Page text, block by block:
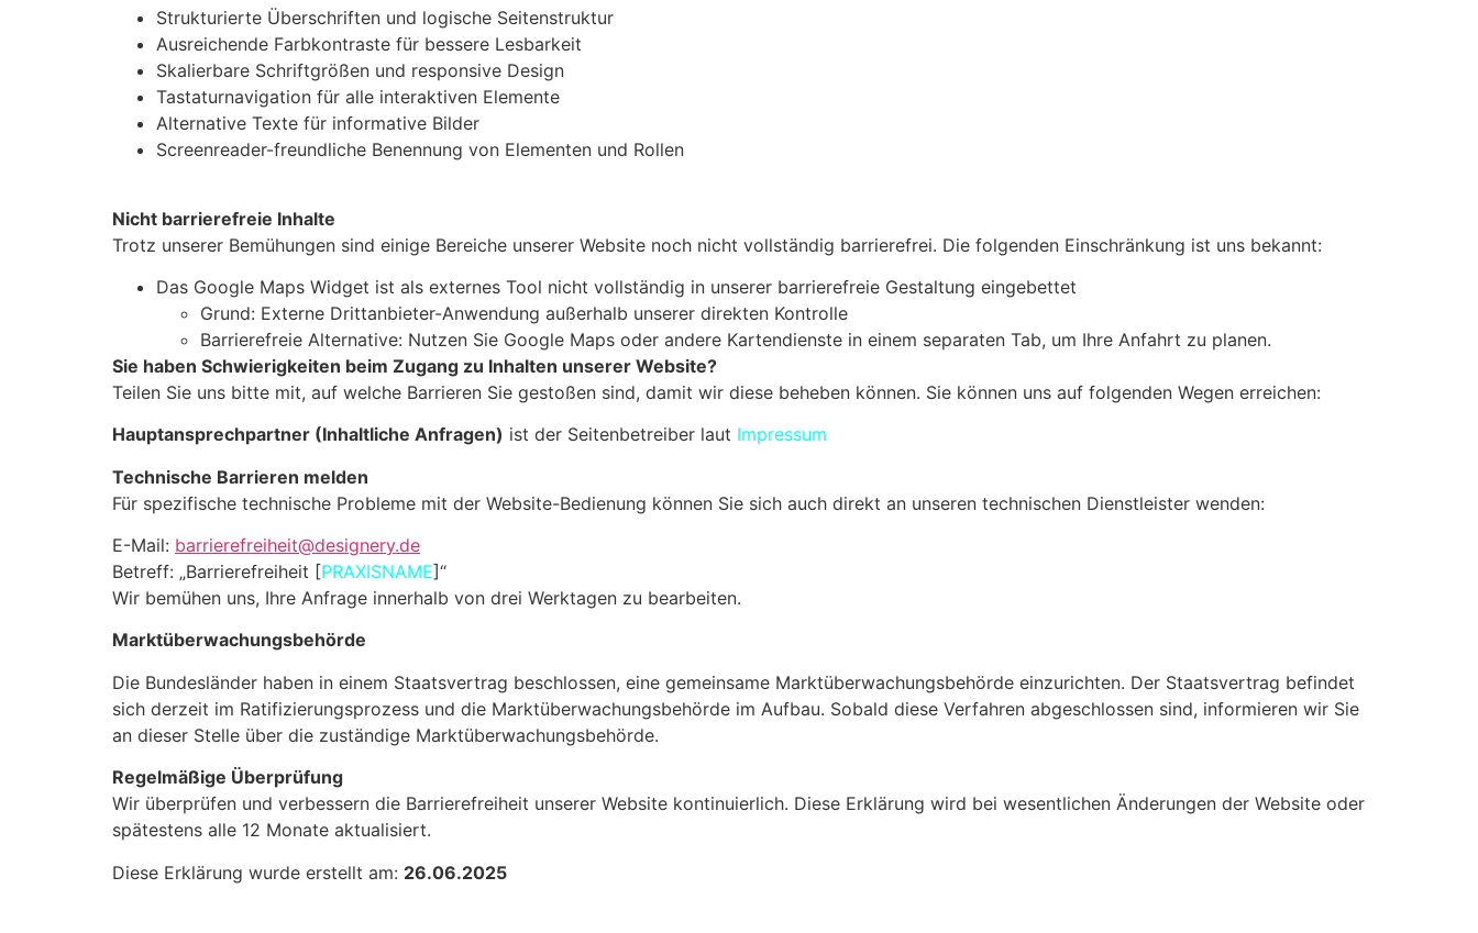
Strukturierte Überschriften und logische Seitenstruktur
Ausreichende Farbkontraste für bessere Lesbarkeit
Skalierbare Schriftgrößen und responsive Design
Tastaturnavigation für alle interaktiven Elemente
Alternative Texte für informative Bilder
Screenreader-freundliche Benennung von Elementen und Rollen
Nicht barrierefreie Inhalte
Trotz unserer Bemühungen sind einige Bereiche unserer Website noch nicht vollständig barrierefrei. Die folgenden Einschränkung ist uns bekannt:
Das Google Maps Widget ist als externes Tool nicht vollständig in unserer barrierefreie Gestaltung eingebettet
Grund: Externe Drittanbieter-Anwendung außerhalb unserer direkten Kontrolle
Barrierefreie Alternative: Nutzen Sie Google Maps oder andere Kartendienste in einem separaten Tab, um Ihre Anfahrt zu planen.
Sie haben Schwierigkeiten beim Zugang zu Inhalten unserer Website?
Teilen Sie uns bitte mit, auf welche Barrieren Sie gestoßen sind, damit wir diese beheben können. Sie können uns auf folgenden Wegen erreichen:
Hauptansprechpartner (Inhaltliche Anfragen) ist der Seitenbetreiber laut Impressum
Technische Barrieren melden
Für spezifische technische Probleme mit der Website-Bedienung können Sie sich auch direkt an unseren technischen Dienstleister wenden:
E-Mail: barrierefreiheit@designery.de
Betreff: „Barrierefreiheit [PRAXISNAME]“
Wir bemühen uns, Ihre Anfrage innerhalb von drei Werktagen zu bearbeiten.
Marktüberwachungsbehörde
Die Bundesländer haben in einem Staatsvertrag beschlossen, eine gemeinsame Marktüberwachungsbehörde einzurichten. Der Staatsvertrag befindet
sich derzeit im Ratifizierungsprozess und die Marktüberwachungsbehörde im Aufbau. Sobald diese Verfahren abgeschlossen sind, informieren wir Sie
an dieser Stelle über die zuständige Marktüberwachungsbehörde.
Regelmäßige Überprüfung
Wir überprüfen und verbessern die Barrierefreiheit unserer Website kontinuierlich. Diese Erklärung wird bei wesentlichen Änderungen der Website oder
spätestens alle 12 Monate aktualisiert.
Diese Erklärung wurde erstellt am: 26.06.2025